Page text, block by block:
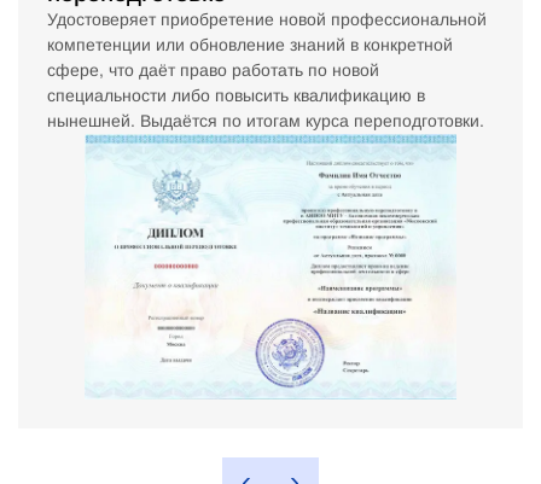
Удостоверяет приобретение новой профессиональной
компетенции или обновление знаний в конкретной
сфере, что даёт право работать по новой
специальности либо повысить квалификацию в
нынешней. Выдаётся по итогам курса переподготовки.